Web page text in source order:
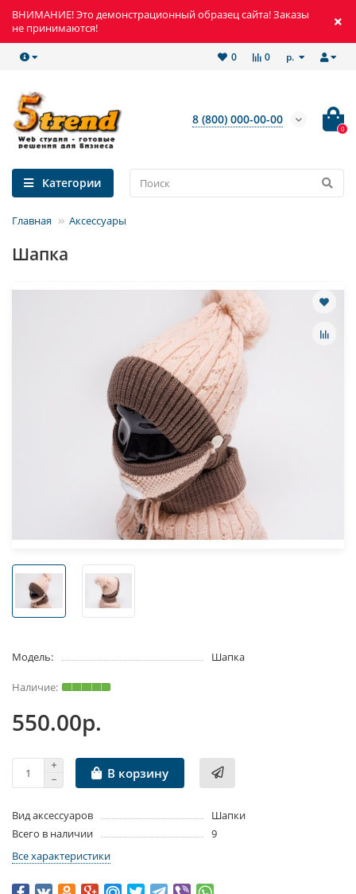
ВНИМАНИЕ! Это демонстрационный образец сайта! Заказы
не принимаются!
р.
0
0
8 (800) 000-00-00
0
Категории
Главная Аксессуары
Шапка
Модель: Шапка
550.00р.
В корзину
Вид аксессуаров
Шапки
Всего в наличии
9
Все характеристики